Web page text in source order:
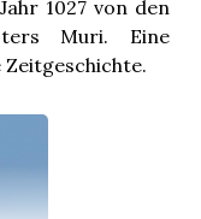
1027 von den
Muri. Eine
Zeitgeschichte.